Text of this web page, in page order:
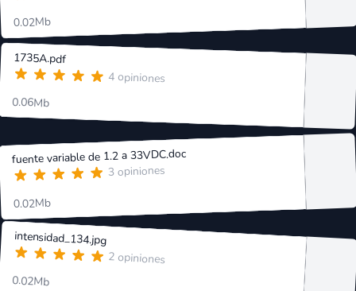
0.02Mb
1735A.pdf
4 opiniones
0.06Mb
fuente variable de 1.2 a 33VDC.doc
3 opiniones
0.02Mb
intensidad_134.jpg
2 opiniones
0.02Mb